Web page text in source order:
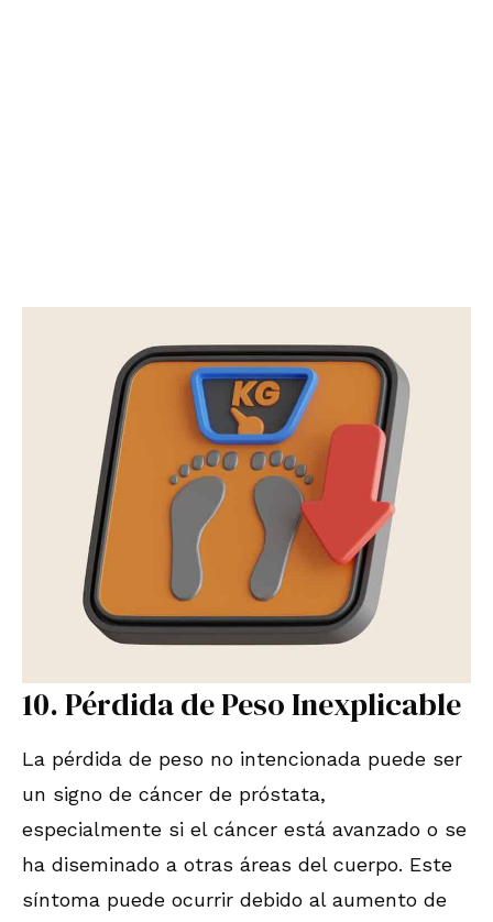
10. Pérdida de Peso Inexplicable
La pérdida de peso no intencionada puede ser
un signo de cáncer de próstata,
especialmente si el cáncer está avanzado o se
ha diseminado a otras áreas del cuerpo. Este
síntoma puede ocurrir debido al aumento de